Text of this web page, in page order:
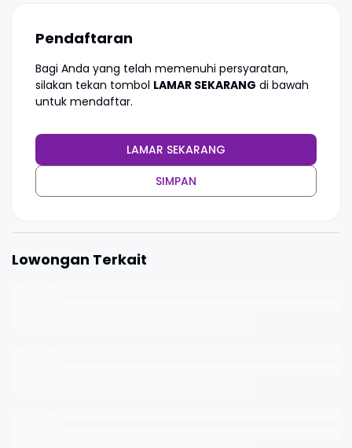
Pendaftaran
Bagi Anda yang telah memenuhi persyaratan,
silakan tekan tombol LAMAR SEKARANG di bawah
untuk mendaftar.
LAMAR SEKARANG
SIMPAN
Lowongan Terkait